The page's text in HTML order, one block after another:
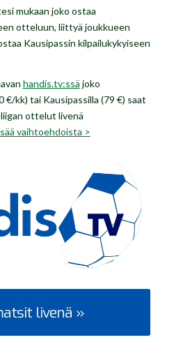
mukaan joko ostaa
otteluun, liittyä joukkueen
Kausipassin kilpailukykyiseen
handis.tv:ssä joko
€/kk) tai Kausipassilla (79 €) saat
ottelut livenä
vaihtoehdoista >
livenä »